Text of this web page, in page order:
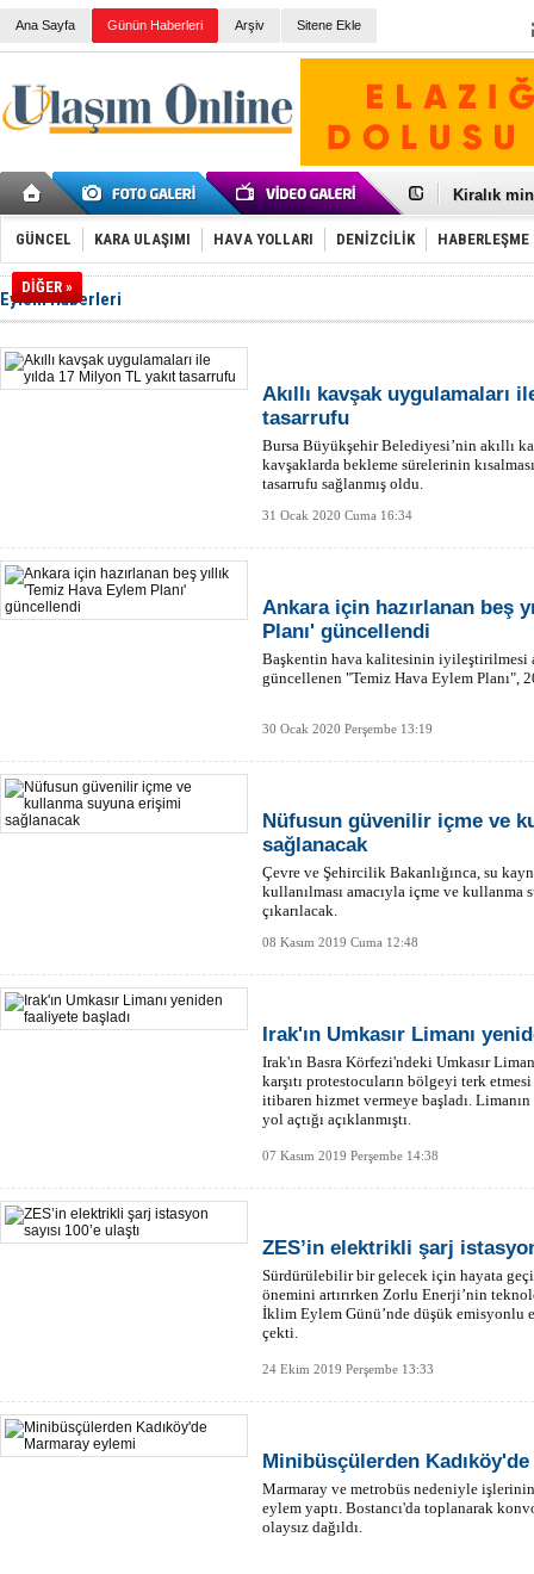
Ana Sayfa Günün Haberleri Arşiv Sitene Ekle
Kiralık
VW'de üst
Ünye
İzmir-
HAVAŞ 21
Rus
GÜNCEL KARA ULAŞIMI HAVA YOLLARI DENİZCİLİK HABERLEŞME
DİĞER »
Eylem Haberleri
Akıllı kavşak uygulamaları
tasarrufu
Bursa Büyükşehir Belediyesi’nin akıllı
kavşaklarda bekleme sürelerinin
tasarrufu sağlanmış oldu.
31 Ocak 2020 Cuma 16:34
Ankara için hazırlanan beş
Planı' güncellendi
Başkentin hava kalitesinin iyileştirilmesi
güncellenen "Temiz Hava Eylem Planı",
30 Ocak 2020 Perşembe 13:19
Nüfusun güvenilir içme ve
sağlanacak
Çevre ve Şehircilik Bakanlığınca, su
kullanılması amacıyla içme ve kullanma
çıkarılacak.
08 Kasım 2019 Cuma 12:48
Irak'ın Umkasır Limanı
Irak'ın Basra Körfezi'ndeki Umkasır
karşıtı protestocuların bölgeyi terk
itibaren hizmet vermeye başladı.
yol açtığı açıklanmıştı.
07 Kasım 2019 Perşembe 14:38
ZES’in elektrikli şarj istasyon
Sürdürülebilir bir gelecek için hayata
önemini artırırken Zorlu Enerji’nin
İklim Eylem Günü’nde düşük emisyonlu
çekti.
24 Ekim 2019 Perşembe 13:33
Minibüsçülerden
Marmaray ve metrobüs nedeniyle
eylem yaptı. Bostancı'da toplanarak
olaysız dağıldı.